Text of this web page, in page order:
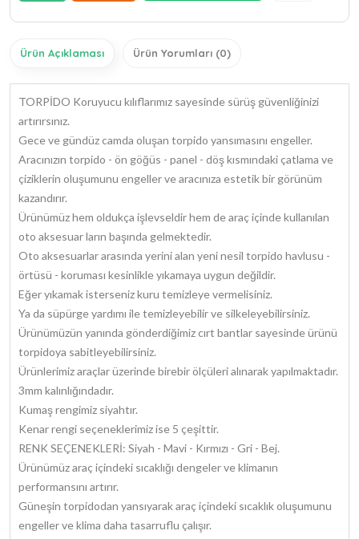
Ürün Açıklaması Ürün Yorumları (0)
TORPİDO Koruyucu kılıflarımız sayesinde sürüş güvenliğinizi
artırırsınız.
Gece ve gündüz camda oluşan torpido yansımasını engeller.
Aracınızın torpido - ön göğüs - panel - döş kısmındaki çatlama ve
çiziklerin oluşumunu engeller ve aracınıza estetik bir görünüm
kazandırır.
Ürünümüz hem oldukça işlevseldir hem de araç içinde kullanılan
oto aksesuar ların başında gelmektedir.
Oto aksesuarlar arasında yerini alan yeni nesil torpido havlusu -
örtüsü - koruması kesinlikle yıkamaya uygun değildir.
Eğer yıkamak isterseniz kuru temizleye vermelisiniz.
Ya da süpürge yardımı ile temizleyebilir ve silkeleyebilirsiniz.
Ürünümüzün yanında gönderdiğimiz cırt bantlar sayesinde ürünü
torpidoya sabitleyebilirsiniz.
Ürünlerimiz araçlar üzerinde birebir ölçüleri alınarak yapılmaktadır.
3mm kalınlığındadır.
Kumaş rengimiz siyahtır.
Kenar rengi seçeneklerimiz ise 5 çeşittir.
RENK SEÇENEKLERİ: Siyah - Mavi - Kırmızı - Gri - Bej.
Ürünümüz araç içindeki sıcaklığı dengeler ve klimanın
performansını artırır.
Güneşin torpidodan yansıyarak araç içindeki sıcaklık oluşumunu
engeller ve klima daha tasarruflu çalışır.